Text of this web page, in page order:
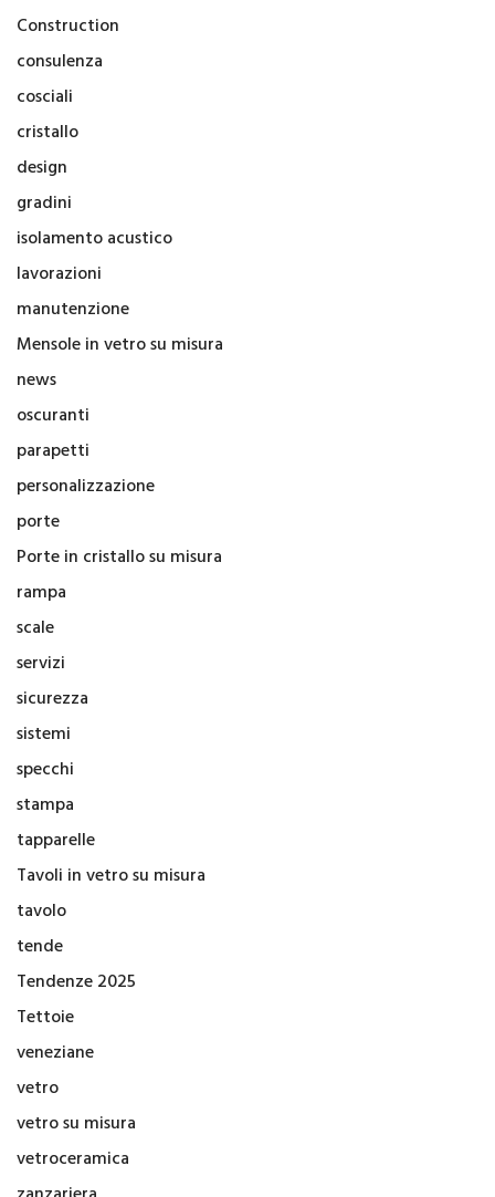
Construction
consulenza
cosciali
cristallo
design
gradini
isolamento acustico
lavorazioni
manutenzione
Mensole in vetro su misura
news
oscuranti
parapetti
personalizzazione
porte
Porte in cristallo su misura
rampa
scale
servizi
sicurezza
sistemi
specchi
stampa
tapparelle
Tavoli in vetro su misura
tavolo
tende
Tendenze 2025
Tettoie
veneziane
vetro
vetro su misura
vetroceramica